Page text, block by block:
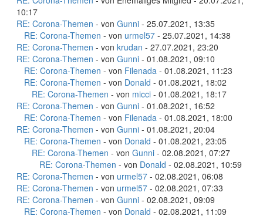
10:17
RE: Corona-Themen - von Gunni - 25.07.2021, 13:35
RE: Corona-Themen - von urmel57 - 25.07.2021, 14:38
RE: Corona-Themen - von krudan - 27.07.2021, 23:20
RE: Corona-Themen - von Gunni - 01.08.2021, 09:10
RE: Corona-Themen - von Filenada - 01.08.2021, 11:23
RE: Corona-Themen - von Donald - 01.08.2021, 18:02
RE: Corona-Themen - von micci - 01.08.2021, 18:17
RE: Corona-Themen - von Gunni - 01.08.2021, 16:52
RE: Corona-Themen - von Filenada - 01.08.2021, 18:00
RE: Corona-Themen - von Gunni - 01.08.2021, 20:04
RE: Corona-Themen - von Donald - 01.08.2021, 23:05
RE: Corona-Themen - von Gunni - 02.08.2021, 07:27
RE: Corona-Themen - von Donald - 02.08.2021, 10:59
RE: Corona-Themen - von urmel57 - 02.08.2021, 06:08
RE: Corona-Themen - von urmel57 - 02.08.2021, 07:33
RE: Corona-Themen - von Gunni - 02.08.2021, 09:09
RE: Corona-Themen - von Donald - 02.08.2021, 11:09